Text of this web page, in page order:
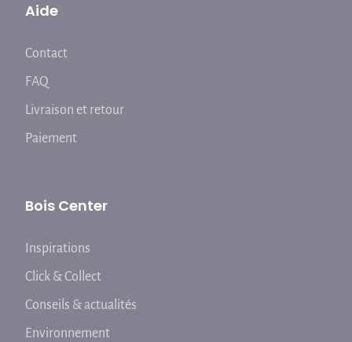
Aide
Contact
FAQ
Livraison et retour
Paiement
Bois Center
Inspirations
Click & Collect
Conseils & actualités
Environnement